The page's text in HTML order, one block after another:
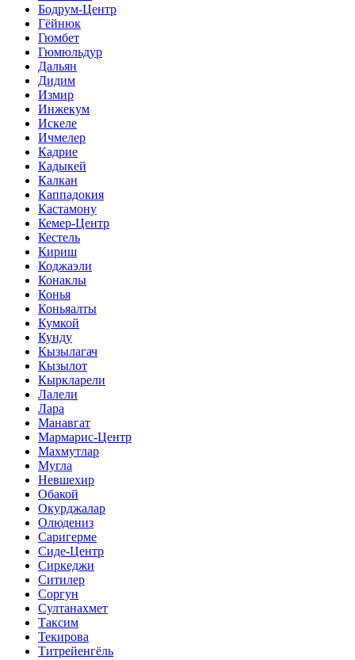
Бодрум-Центр
Гёйнюк
Гюмбет
Гюмюльдур
Дальян
Дидим
Измир
Инжекум
Искеле
Ичмелер
Кадрие
Кадыкей
Калкан
Каппадокия
Кастамону
Кемер-Центр
Кестель
Кириш
Коджаэли
Конаклы
Конья
Коньяалты
Кумкой
Кунду
Кызылагач
Кызылот
Кыркларели
Лалели
Лара
Манавгат
Мармарис-Центр
Махмутлар
Мугла
Невшехир
Обакой
Окурджалар
Олюдениз
Саригерме
Сиде-Центр
Сиркеджи
Ситилер
Соргун
Султанахмет
Таксим
Текирова
Титрейенгёль